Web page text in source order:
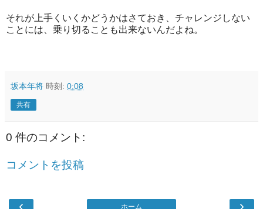
それが上手くいくかどうかはさておき、チャレンジしない
ことには、乗り切ることも出来ないんだよね。
坂本年将 時刻: 0:08
共有
0 件のコメント:
コメントを投稿
‹ ›
ホーム